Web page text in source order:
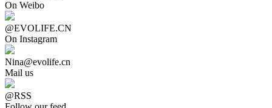
On Weibo
@EVOLIFE.CN
On Instagram
Nina@evolife.cn
Mail us
@RSS